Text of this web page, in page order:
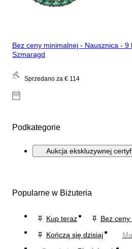
Bez ceny minimalnej - Nausznica - 9 kr Białe złoto - 0.45ct. tw.
Szmaragd
Sprzedano za € 114
Podkategorie
Aukcja ekskluzywnej
Popularne w Biżuteria
Kup teraz
Bez
Kończą się dzisiaj